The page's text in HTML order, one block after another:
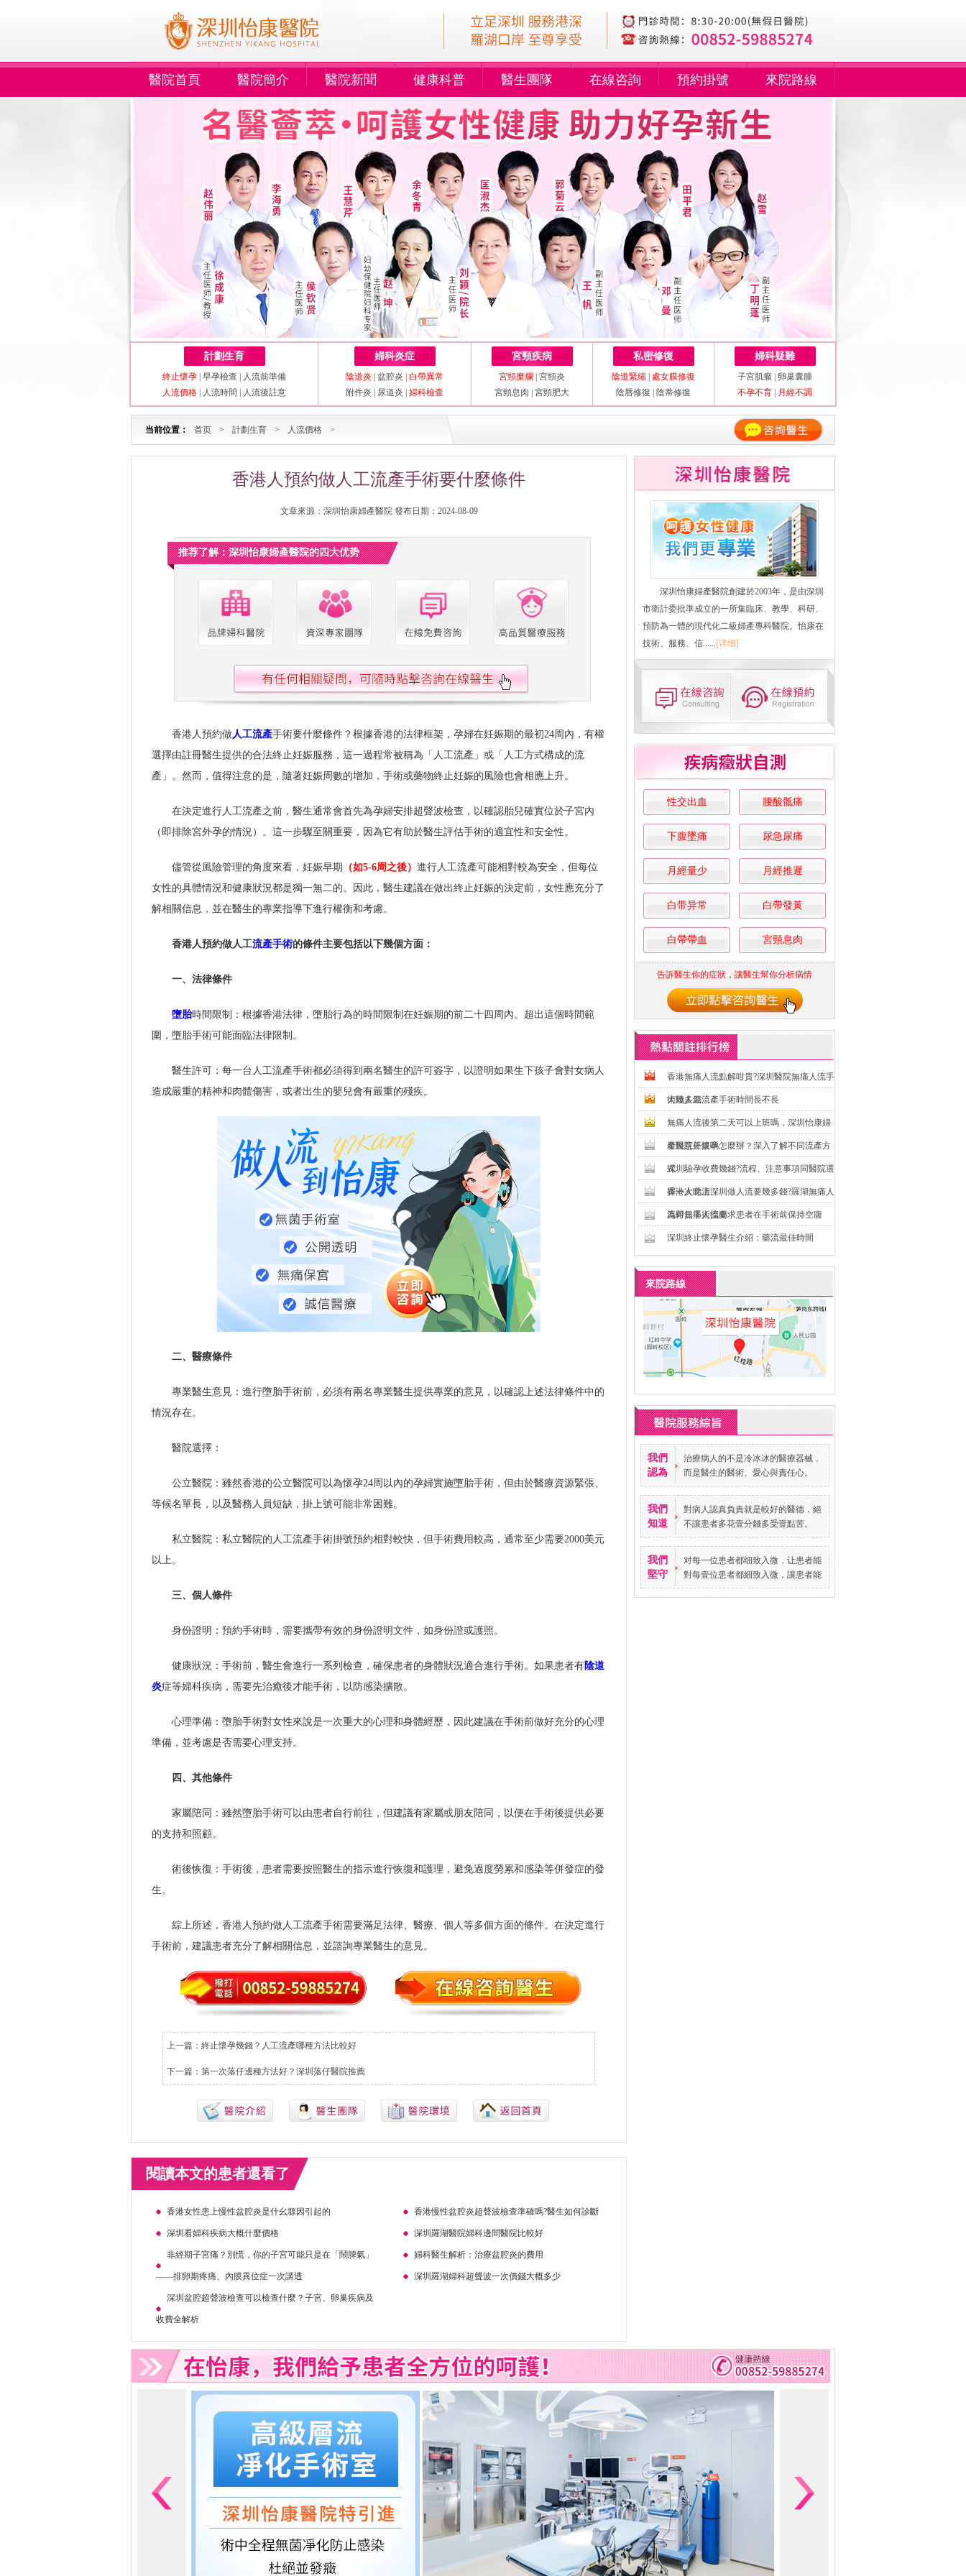
醫院首頁 醫院簡介 醫院新聞 健康科普 醫生團隊 在線咨詢 預約掛號 來院路線
計劃生育
終止懷孕 早孕檢查
人流前準備
人流價格
人流時間 人流後註意
婦科炎症
陰道炎 盆腔炎
白帶異常
附件炎
尿道炎 婦科檢查
宮頸疾病
宮頸糜爛
宮頸炎
宮頸息肉
宮頸肥大
私密修復
陰道緊縮
處女膜修復
陰唇修復
陰蒂修復
婦科疑難
子宮肌瘤
卵巢囊腫
不孕不育
月經不調
当前位置： 首页 > 計劃生育 > 人流價格 >
香港人預約做人工流產手術要什麼條件
文章來源：深圳怡康婦產醫院 發布日期：2024-08-09
推荐了解：深圳怡康婦產醫院的四大优势
香港人預約做人工流產手術要什麼條件？根據香港的法律框架，孕婦在妊娠期的最初24周內，有權
選擇由註冊醫生提供的合法終止妊娠服務，這一過程常被稱為「人工流產」或「人工方式構成的流
產」。然而，值得注意的是，隨著妊娠周數的增加，手術或藥物終止妊娠的風險也會相應上升。
在決定進行人工流產之前，醫生通常會首先為孕婦安排超聲波檢查，以確認胎兒確實位於子宮內
（即排除宮外孕的情況）。這一步驟至關重要，因為它有助於醫生評估手術的適宜性和安全性。
儘管從風險管理的角度來看，妊娠早期 （如5-6周之後） 進行人工流產可能相對較為安全，但每位
女性的具體情況和健康狀況都是獨一無二的。因此，醫生建議在做出終止妊娠的決定前，女性應充分了
解相關信息，並在醫生的專業指導下進行權衡和考慮。
香港人預約做人工流產手術的條件主要包括以下幾個方面：
一、法律條件
墮胎時間限制：根據香港法律，墮胎行為的時間限制在妊娠期的前二十四周內。超出這個時間範
圍，墮胎手術可能面臨法律限制。
醫生許可：每一台人工流產手術都必須得到兩名醫生的許可簽字，以證明如果生下孩子會對女病人
造成嚴重的精神和肉體傷害，或者出生的嬰兒會有嚴重的殘疾。
二、醫療條件
專業醫生意見：進行墮胎手術前，必須有兩名專業醫生提供專業的意見，以確認上述法律條件中的
情況存在。
醫院選擇：
公立醫院：雖然香港的公立醫院可以為懷孕24周以內的孕婦實施墮胎手術，但由於醫療資源緊張、
等候名單長，以及醫務人員短缺，掛上號可能非常困難。
私立醫院：私立醫院的人工流產手術掛號預約相對較快，但手術費用較高，通常至少需要2000美元
以上。
三、個人條件
身份證明：預約手術時，需要攜帶有效的身份證明文件，如身份證或護照。
健康狀況：手術前，醫生會進行一系列檢查，確保患者的身體狀況適合進行手術。如果患者有陰道
炎症等婦科疾病，需要先治癒後才能手術，以防感染擴散。
心理準備：墮胎手術對女性來說是一次重大的心理和身體經歷，因此建議在手術前做好充分的心理
準備，並考慮是否需要心理支持。
四、其他條件
家屬陪同：雖然墮胎手術可以由患者自行前往，但建議有家屬或朋友陪同，以便在手術後提供必要
的支持和照顧。
術後恢復：手術後，患者需要按照醫生的指示進行恢復和護理，避免過度勞累和感染等併發症的發
生。
綜上所述，香港人預約做人工流產手術需要滿足法律、醫療、個人等多個方面的條件。在決定進行
手術前，建議患者充分了解相關信息，並諮詢專業醫生的意見。
上一篇： 終止懷孕幾錢？人工流產哪種方法比較好
下一篇： 第一次落仔邊種方法好？深圳落仔醫院推薦
閱讀本文的患者還看了
香港女性患上慢性盆腔炎是什幺塬因引起的 香港慢性盆腔炎超聲波檢查準確嗎?醫生如何診斷
深圳看婦科疾病大概什麼價格 深圳羅湖醫院婦科邊間醫院比較好
非經期子宮痛？別慌，你的子宮可能只是在「鬧脾氣」
——排卵期疼痛、內膜異位症一次講透
婦科醫生解析：治療盆腔炎的費用
深圳羅湖婦科超聲波一次價錢大概多少
深圳盆腔超聲波檢查可以檢查什麼？子宮、卵巢疾病及
收費全解析
深圳怡康婦產醫院創建於2003年，是由深圳
市衛計委批準成立的一所集臨床、教學、科研、
預防為一體的現代化二級婦產專科醫院。怡康在
技術、服務、信...... [详细]
性交出血 腰酸骶痛
下腹墜痛 尿急尿痛
月經量少 月經推遲
白带异常 白帶發黃
白帶帶血 宮頸息肉
告訴醫生你的症狀，讓醫生幫你分析病情
香港無痛人流點解咁貴?深圳醫院無痛人流手
術幾多錢
大陸人工流產手術時間長不長
無痛人流後第二天可以上班嗎，深圳怡康婦
產醫院正規嗎
發現意外懷孕怎麼辦？深入了解不同流產方
式
深圳驗孕收費幾錢?流程、注意事項同醫院選
擇一次睇清
香港人北上深圳做人流要幾多錢?羅湖無痛人
流即日手術指南
為何無痛人流要求患者在手術前保持空腹
深圳終止懷孕醫生介紹：藥流最佳時間
來院路線
我們
認為
治療病人的不是冷冰冰的醫療器械，
而是醫生的醫術、愛心與責任心。
我們
知道
對病人認真負責就是較好的醫德，絕
不讓患者多花壹分錢多受壹點苦。
我們
堅守
对每一位患者都细致入微，让患者能
對每壹位患者都細致入微，讓患者能